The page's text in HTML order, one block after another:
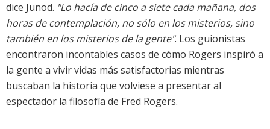
dice Junod. "Lo hacía de cinco a siete cada mañana, dos
horas de contemplación, no sólo en los misterios, sino
también en los misterios de la gente". Los guionistas
encontraron incontables casos de cómo Rogers inspiró a
la gente a vivir vidas más satisfactorias mientras
buscaban la historia que volviese a presentar al
espectador la filosofía de Fred Rogers.